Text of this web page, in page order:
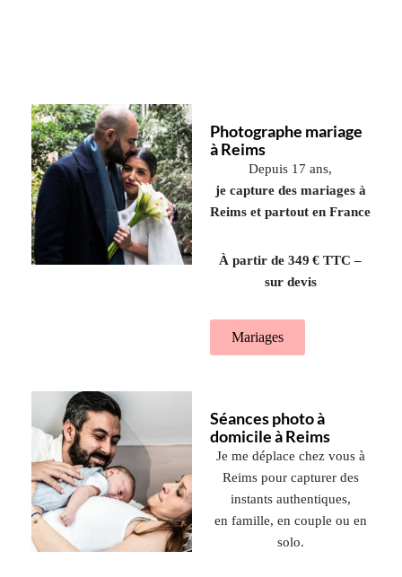
Photographe mariage
à Reims
Depuis 17 ans,
je capture des mariages à
Reims et partout en France
À partir de 349 € TTC –
sur devis
Mariages
Séances photo à
domicile à Reims
Je me déplace chez vous à
Reims pour capturer des
instants authentiques,
en famille, en couple ou en
solo.